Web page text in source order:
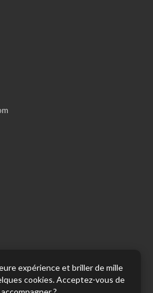
expérience et briller de mille
cookies. Acceptez-vous de